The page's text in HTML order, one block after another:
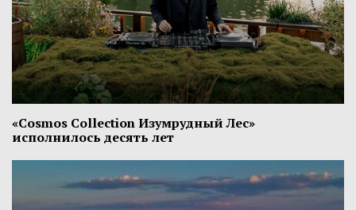
«Cosmos Collection Изумрудный Лес»
исполнилось десять лет